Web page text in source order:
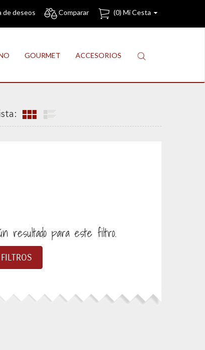
de deseos Comparar (0) Mi Cesta
GOURMET ACCESORIOS
resultado para este filtro.